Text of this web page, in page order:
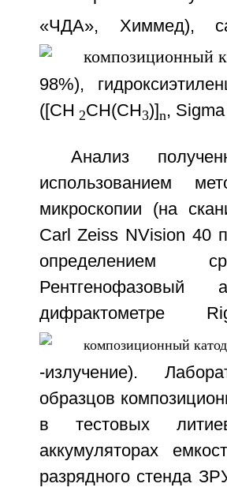
«ЧДА», Химмед),
98%),
([CH 2CH(CH3)]n,
Анализ
использованием
микроскопии (на
Carl Zeiss NVision 40
определением
-излучение).
образцов
в тестовых
аккумуляторах
разрядного стенда